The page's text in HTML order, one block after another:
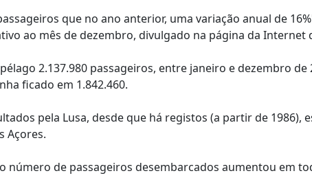
que no ano anterior, uma variação anual de
ao mês de dezembro, divulgado na página da Internet
2.137.980 passageiros, entre janeiro e dezembro de
ficado em 1.842.460.
pela Lusa, desde que há registos (a partir de 1986),
Açores.
número de passageiros desembarcados aumentou em